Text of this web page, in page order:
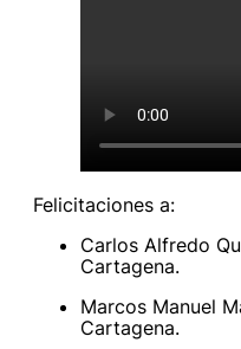
Felicitaciones a:
Carlos Alfredo
Cartagena.
Marcos Manuel
Cartagena.